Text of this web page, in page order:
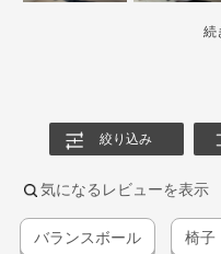
続
絞り込み
気になるレビューを表示
バランスボール 椅子